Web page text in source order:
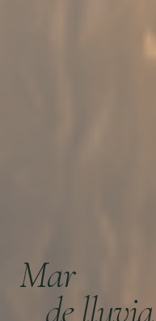
Mar
de lluvia